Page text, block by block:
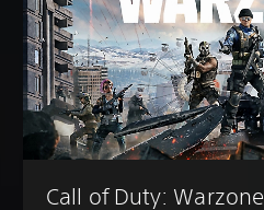
Call of Duty: Warzone